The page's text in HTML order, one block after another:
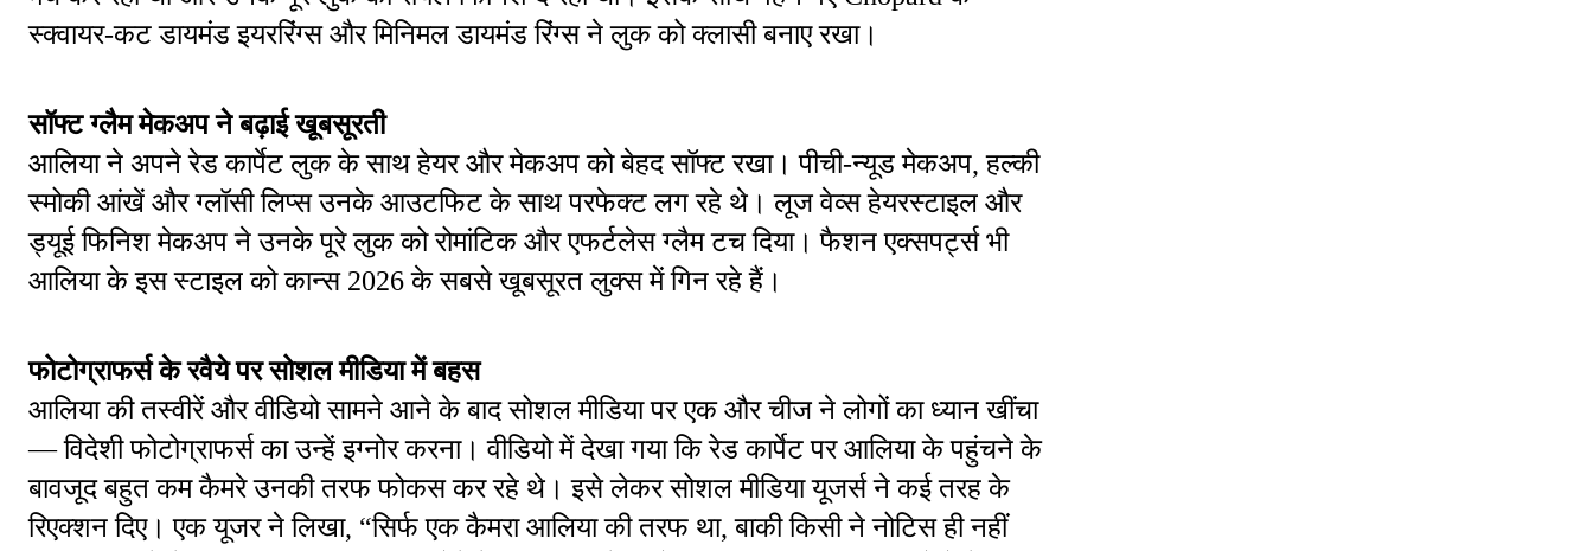
स्क्वायर-कट डायमंड इयररिंग्स और मिनिमल डायमंड रिंग्स ने लुक को क्लासी बनाए रखा।
सॉफ्ट ग्लैम मेकअप ने बढ़ाई खूबसूरती
आलिया ने अपने रेड कार्पेट लुक के साथ हेयर और मेकअप को बेहद सॉफ्ट रखा। पीची-न्यूड मेकअप, हल्की
स्मोकी आंखें और ग्लॉसी लिप्स उनके आउटफिट के साथ परफेक्ट लग रहे थे। लूज वेव्स हेयरस्टाइल और
ड्यूई फिनिश मेकअप ने उनके पूरे लुक को रोमांटिक और एफर्टलेस ग्लैम टच दिया। फैशन एक्सपर्ट्स भी
आलिया के इस स्टाइल को कान्स 2026 के सबसे खूबसूरत लुक्स में गिन रहे हैं।
फोटोग्राफर्स के रवैये पर सोशल मीडिया में बहस
आलिया की तस्वीरें और वीडियो सामने आने के बाद सोशल मीडिया पर एक और चीज ने लोगों का ध्यान खींचा
— विदेशी फोटोग्राफर्स का उन्हें इग्नोर करना। वीडियो में देखा गया कि रेड कार्पेट पर आलिया के पहुंचने के
बावजूद बहुत कम कैमरे उनकी तरफ फोकस कर रहे थे। इसे लेकर सोशल मीडिया यूजर्स ने कई तरह के
रिएक्शन दिए। एक यूजर ने लिखा, “सिर्फ एक कैमरा आलिया की तरफ था, बाकी किसी ने नोटिस ही नहीं